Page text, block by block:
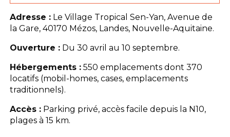
Adresse : Le Village Tropical Sen-Yan, Avenue de
la Gare, 40170 Mézos, Landes, Nouvelle-Aquitaine.
Ouverture : Du 30 avril au 10 septembre.
Hébergements : 550 emplacements dont 370
locatifs (mobil-homes, cases, emplacements
traditionnels).
Accès : Parking privé, accès facile depuis la N10,
plages à 15 km.